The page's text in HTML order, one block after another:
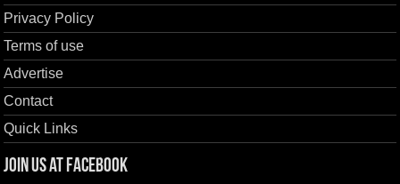
Privacy Policy
Terms of use
Advertise
Contact
Quick Links
Join us at Facebook